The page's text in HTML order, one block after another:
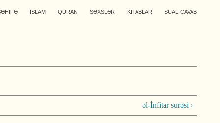
İSLAM QURAN ŞƏXSLƏR KİTABLAR SUAL-CAVAB
əl-İnfitar surəsi ›